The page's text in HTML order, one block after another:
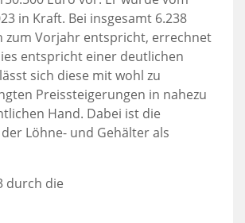
in Kraft. Bei insgesamt 6.238
zum Vorjahr entspricht, errechnet
entspricht einer deutlichen
sich diese mit wohl zu
Preissteigerungen in nahezu
Hand. Dabei ist die
Löhne- und Gehälter als
durch die